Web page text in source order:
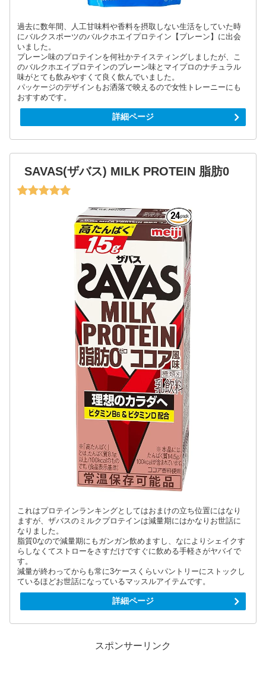
過去に数年間、人工甘味料や香料を摂取しない生活をしていた時
にバルクスポーツのバルクホエイプロテイン【プレーン】に出会
いました。
プレーン味のプロテインを何社かテイスティングしましたが、こ
のバルクホエイプロテインのプレーン味とマイプロのナチュラル
味がとても飲みやすくて良く飲んでいました。
パッケージのデザインもお洒落で映えるので女性トレーニーにも
おすすめです。
詳細ページ
SAVAS(ザバス) MILK PROTEIN 脂肪0
これはプロテインランキングとしてはおまけの立ち位置にはなり
ますが、ザバスのミルクプロテインは減量期にはかなりお世話に
なりました。
脂質0なので減量期にもガンガン飲めますし、なによりシェイクす
らしなくてストローをさすだけですぐに飲める手軽さがヤバイで
す。
減量が終わってからも常に3ケースくらいパントリーにストックし
ているほどお世話になっているマッスルアイテムです。
詳細ページ
スポンサーリンク